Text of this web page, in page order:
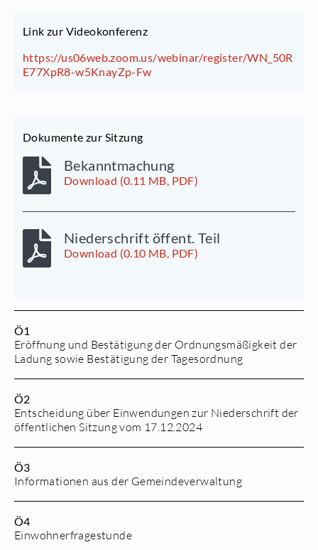
Link zur Videokonferenz
https://us06web.zoom.us/webinar/register/WN_50R
E77XpR8-w5KnayZp-Fw
Dokumente zur Sitzung
Bekanntmachung
Download (0.11 MB, PDF)
Niederschrift öffent. Teil
Download (0.10 MB, PDF)
Ö1
Eröffnung und Bestätigung der Ordnungsmäßigkeit der
Ladung sowie Bestätigung der Tagesordnung
Ö2
Entscheidung über Einwendungen zur Niederschrift der
öffentlichen Sitzung vom 17.12.2024
Ö3
Informationen aus der Gemeindeverwaltung
Ö4
Einwohnerfragestunde